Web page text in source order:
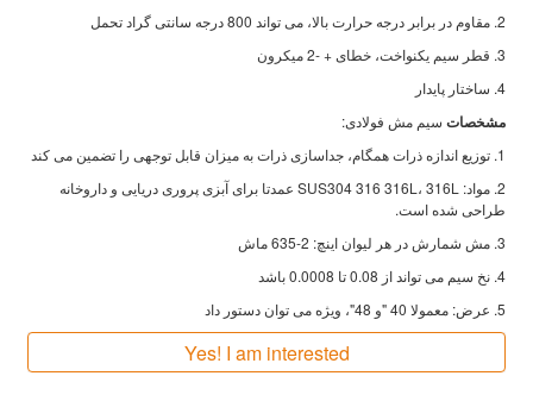
2. مقاوم در برابر درجه حرارت بالا، می تواند 800 درجه سانتی گراد تحمل
3. قطر سیم یکنواخت، خطای + -2 میکرون
4. ساختار پایدار
مشخصات سیم مش فولادی:
1. توزیع اندازه ذرات همگام، جداسازی ذرات به میزان قابل توجهی را تضمین می کند
2. مواد: SUS304 316 316L، 316L عمدتا برای آبزی پروری دریایی و داروخانه
طراحی شده است.
3. مش شمارش در هر لیوان اینچ: 2-635 ماش
4. نخ سیم می تواند از 0.08 تا 0.0008 باشد
5. عرض: معمولا 40 "و 48"، ویژه می توان دستور داد
Yes! I am interested